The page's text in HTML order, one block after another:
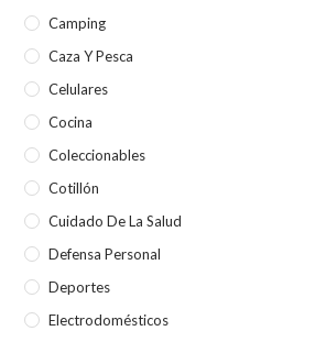
Camping
Caza Y Pesca
Celulares
Cocina
Coleccionables
Cotillón
Cuidado De La Salud
Defensa Personal
Deportes
Electrodomésticos